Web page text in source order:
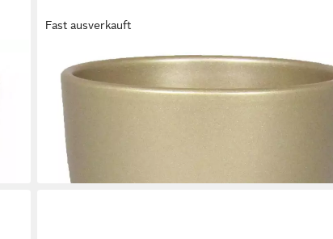
Fast ausverkauft
INNA-GLAS
Blumentopf Pflanztopf, Keramik, Gold-matt, 13,5 cm, Ø
15,5 cm
11,90 €
lieferbar - in 3-4 Werktagen bei dir